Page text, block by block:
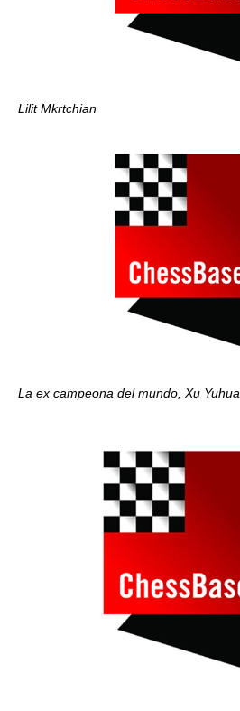
Lilit Mkrtchian
La ex campeona del mundo, Xu Yuhua